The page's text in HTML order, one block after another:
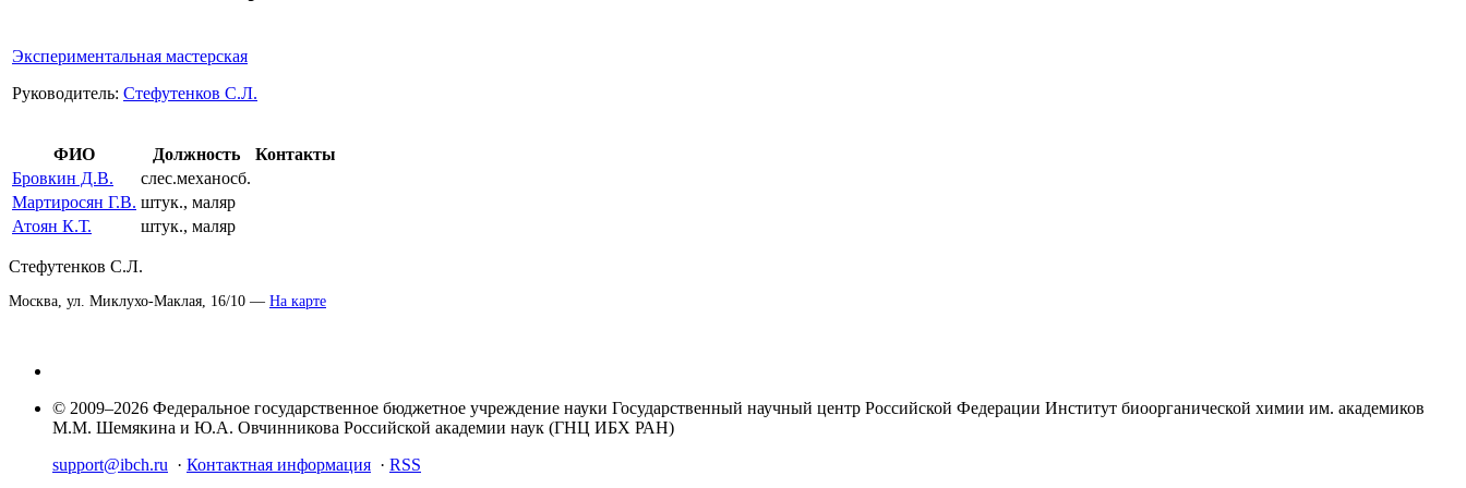
Экспериментальная мастерская
Руководитель: Стефутенков С.Л.
ФИО Должность
Контакты
Бровкин Д.В.
слес.механосб.
Мартиросян Г.В. штук., маляр
Атоян К.Т.
штук., маляр
Стефутенков С.Л.
Москва, ул. Миклухо-Маклая, 16/10 — На карте
© 2009–2026 Федеральное государственное бюджетное учреждение науки Государственный научный центр Российской Федерации Институт биоорганической химии им. академиков
М.М. Шемякина и Ю.А. Овчинникова Российской академии наук (ГНЦ ИБХ РАН)
support@ibch.ru · Контактная информация · RSS